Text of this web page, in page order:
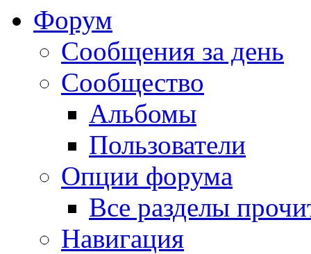
Форум
Сообщения за день
Сообщество
Альбомы
Пользователи
Опции форума
Все разделы
Навигация